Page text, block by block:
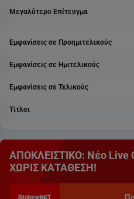
Μεγαλύτερο Επίτευγμα
Εμφανίσεις σε Προημιτελικούς
Εμφανίσεις σε Ημιτελικούς
Εμφανίσεις σε Τελικούς
Τίτλοι
ΑΠΟΚΛΕΙΣΤΙΚΟ: Νέο Live
ΧΩΡΙΣ ΚΑΤΑΘΕΣΗ!